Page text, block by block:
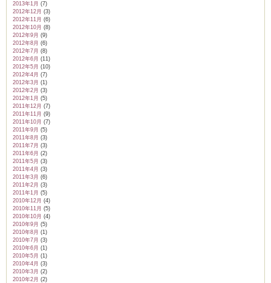
2013年1月 (7)
2012年12月 (3)
2012年11月 (6)
2012年10月 (8)
2012年9月 (9)
2012年8月 (6)
2012年7月 (8)
2012年6月 (11)
2012年5月 (10)
2012年4月 (7)
2012年3月 (1)
2012年2月 (3)
2012年1月 (5)
2011年12月 (7)
2011年11月 (9)
2011年10月 (7)
2011年9月 (5)
2011年8月 (3)
2011年7月 (3)
2011年6月 (2)
2011年5月 (3)
2011年4月 (3)
2011年3月 (6)
2011年2月 (3)
2011年1月 (5)
2010年12月 (4)
2010年11月 (5)
2010年10月 (4)
2010年9月 (5)
2010年8月 (1)
2010年7月 (3)
2010年6月 (1)
2010年5月 (1)
2010年4月 (3)
2010年3月 (2)
2010年2月 (2)